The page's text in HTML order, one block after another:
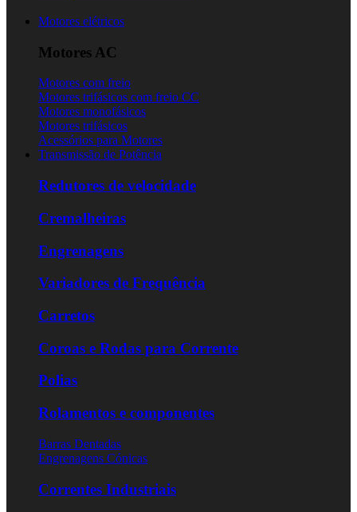
Motores elétricos
Motores AC
Motores com freio
Motores trifásicos com freio CC
Motores monofásicos
Motores trifásicos
Acessórios para Motores
Transmissão de Potência
Redutores de velocidade
Cremalheiras
Engrenagens
Variadores de Frequência
Carretos
Coroas e Rodas para Corrente
Polias
Rolamentos e componentes
Barras Dentadas
Engrenagens Cónicas
Correntes Industriais